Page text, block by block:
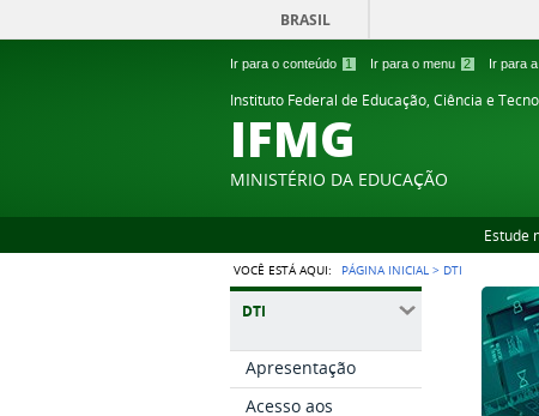
Ir para o conteúdo 1 Ir para o menu 2 Ir para
BRASIL
Instituto Federal de Educação, Ciência e
IFMG
MINISTÉRIO DA EDUCAÇÃO
Estude
VOCÊ ESTÁ AQUI: PÁGINA INICIAL > DTI
DTI
Apresentação
Acesso aos